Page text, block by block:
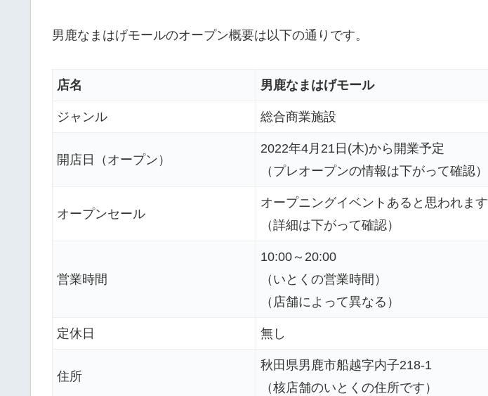
男鹿なまはげモールのオープン概要は以下の通りです。
店名 男鹿なまはげモール
ジャンル 総合商業施設
開店日（オープン）
2022年4月21日(木)から開業予定
（プレオープンの情報は下がって確認）
オープンセール
オープニングイベントあると思われます
（詳細は下がって確認）
営業時間
10:00～20:00
（いとくの営業時間）
（店舗によって異なる）
定休日 無し
住所
秋田県男鹿市船越字内子218-1
（核店舗のいとくの住所です）